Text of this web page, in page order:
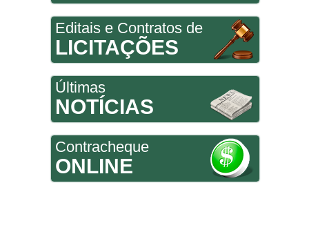
Editais e Contratos de
LICITAÇÕES
Últimas
NOTÍCIAS
Contracheque
ONLINE